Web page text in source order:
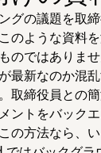
グの議題を取
のような資料
のではありま
最新なのか混
取締役員との
ントをバック
の方法なら、